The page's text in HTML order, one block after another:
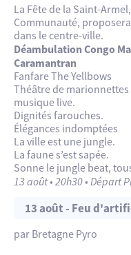
13 août : Pas de
déambulations et
Communauté
20 août :Group
27 août :Groupe
Orchestra)
Nocturne des
«L’usine à Merveilles
Circuit des
photographiques
et de l’héritage
surréalisme ) – Par
« La balade des
Loisirs, Taupont –
La Fête de la Saint-
Communauté,
dans le centre-ville.
Déambulation Congo
Caramantran
Fanfare The Yellbows
Théâtre de
musique live.
Dignités farouches.
Élégances indomptées
La ville est une jungle.
La faune s’est sapée.
Sonne le jungle beat,
13 août • 20h30 • Départ
13 août - Feu
par Bretagne Pyro